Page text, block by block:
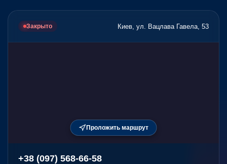
Закрыто Киев, ул. Вацлава Гавела, 53
Проложить маршрут
+38 (097) 568-66-58